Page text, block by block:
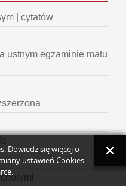
| cytatów
ustnym egzaminie matu
Dowiedz się więcej o
ustawień Cookies